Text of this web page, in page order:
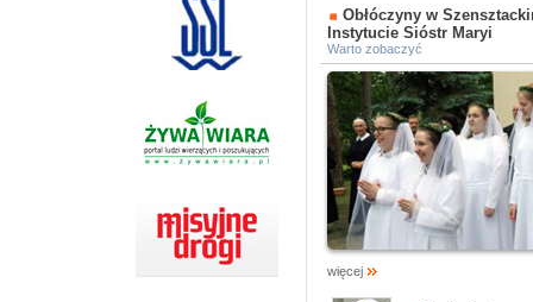
Obłóczyny w
Instytucie Sióstr Maryi
Warto zobaczyć
więcej